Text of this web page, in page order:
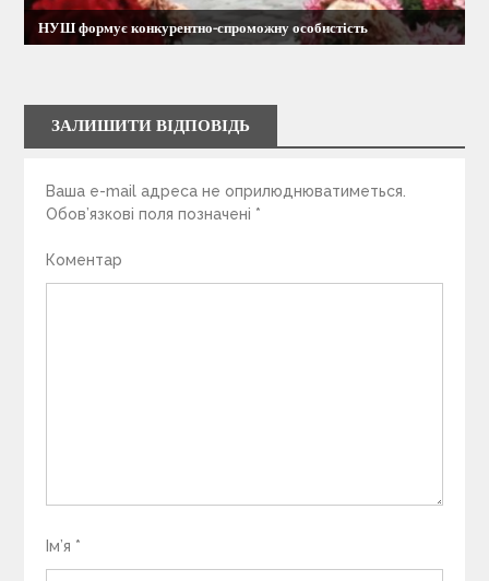
НУШ формує конкурентно-спроможну особистість
ЗАЛИШИТИ ВІДПОВІДЬ
Ваша e-mail адреса не оприлюднюватиметься.
Обов’язкові поля позначені *
Коментар
Ім’я *